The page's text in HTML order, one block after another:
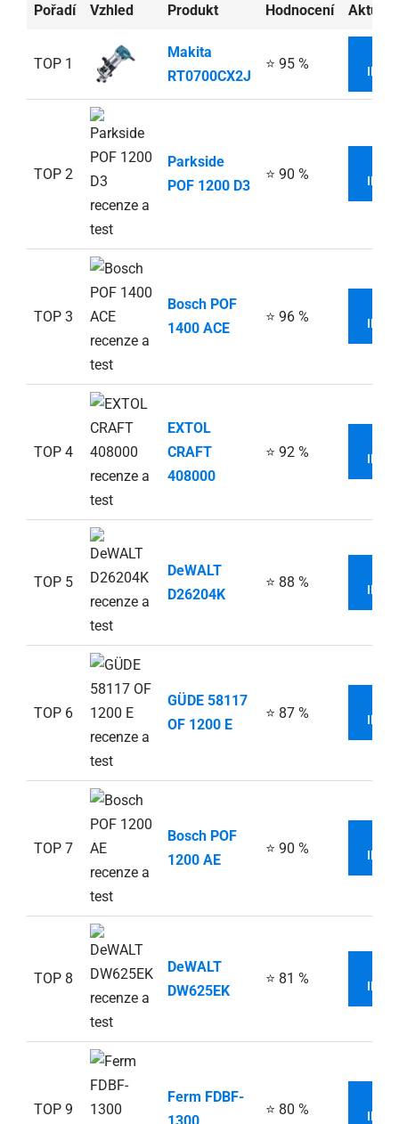
Pořadí Vzhled Produkt Hodnocení
TOP 1
Makita
RT0700CX2J
⭐ 95 %
TOP 2
Parkside
POF 1200 D3
⭐ 90 %
TOP 3
Bosch POF
1400 ACE
⭐ 96 %
TOP 4
EXTOL
CRAFT
408000
⭐ 92 %
TOP 5
DeWALT
D26204K
⭐ 88 %
TOP 6
GÜDE 58117
OF 1200 E
⭐ 87 %
TOP 7
Bosch POF
1200 AE
⭐ 90 %
TOP 8
DeWALT
DW625EK
⭐ 81 %
TOP 9
Ferm FDBF-
⭐ 80 %